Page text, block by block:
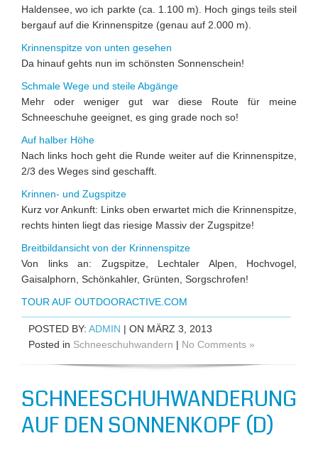
Haldensee, wo ich parkte (ca. 1.100 m). Hoch gings teils steil
bergauf auf die Krinnenspitze (genau auf 2.000 m).
Krinnenspitze von unten gesehen
Da hinauf gehts nun im schönsten Sonnenschein!
Schmale Wege und steile Abgänge
Mehr oder weniger gut war diese Route für meine
Schneeschuhe geeignet, es ging grade noch so!
Auf halber Höhe
Nach links hoch geht die Runde weiter auf die Krinnenspitze,
2/3 des Weges sind geschafft.
Krinnen- und Zugspitze
Kurz vor Ankunft: Links oben erwartet mich die Krinnenspitze,
rechts hinten liegt das riesige Massiv der Zugspitze!
Breitbildansicht von der Krinnenspitze
Von links an: Zugspitze, Lechtaler Alpen, Hochvogel,
Gaisalphorn, Schönkahler, Grünten, Sorgschrofen!
TOUR AUF OUTDOORACTIVE.COM
POSTED BY: ADMIN | ON MÄRZ 3, 2013
Posted in Schneeschuhwandern | No Comments »
SCHNEESCHUHWANDERUNG
AUF DEN SONNENKOPF (D)